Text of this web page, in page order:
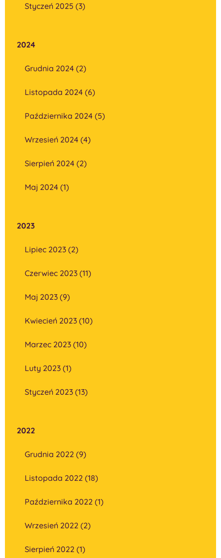
Styczeń 2025 (3)
2024
Grudnia 2024 (2)
Listopada 2024 (6)
Października 2024 (5)
Wrzesień 2024 (4)
Sierpień 2024 (2)
Maj 2024 (1)
2023
Lipiec 2023 (2)
Czerwiec 2023 (11)
Maj 2023 (9)
Kwiecień 2023 (10)
Marzec 2023 (10)
Luty 2023 (1)
Styczeń 2023 (13)
2022
Grudnia 2022 (9)
Listopada 2022 (18)
Października 2022 (1)
Wrzesień 2022 (2)
Sierpień 2022 (1)